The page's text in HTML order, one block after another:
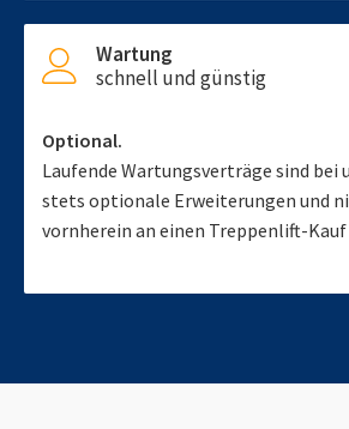
Wartung
schnell und günstig
Optional.
Laufende Wartungsverträge sind bei
stets optionale Erweiterungen und
vornherein an einen Treppenlift-